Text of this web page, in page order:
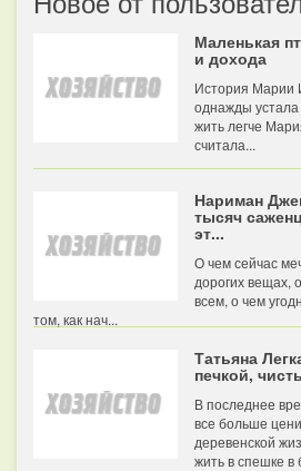
Маленькая
и дохода
История Марии
однажды
жить легче
считала...
Нариман
тысяч
эт...
О чем сейчас
дорогих вещах,
всем, о чем
том, как нач...
Татьяна
печкой,
В последнее
все больше
деревенской
жить в спешке в